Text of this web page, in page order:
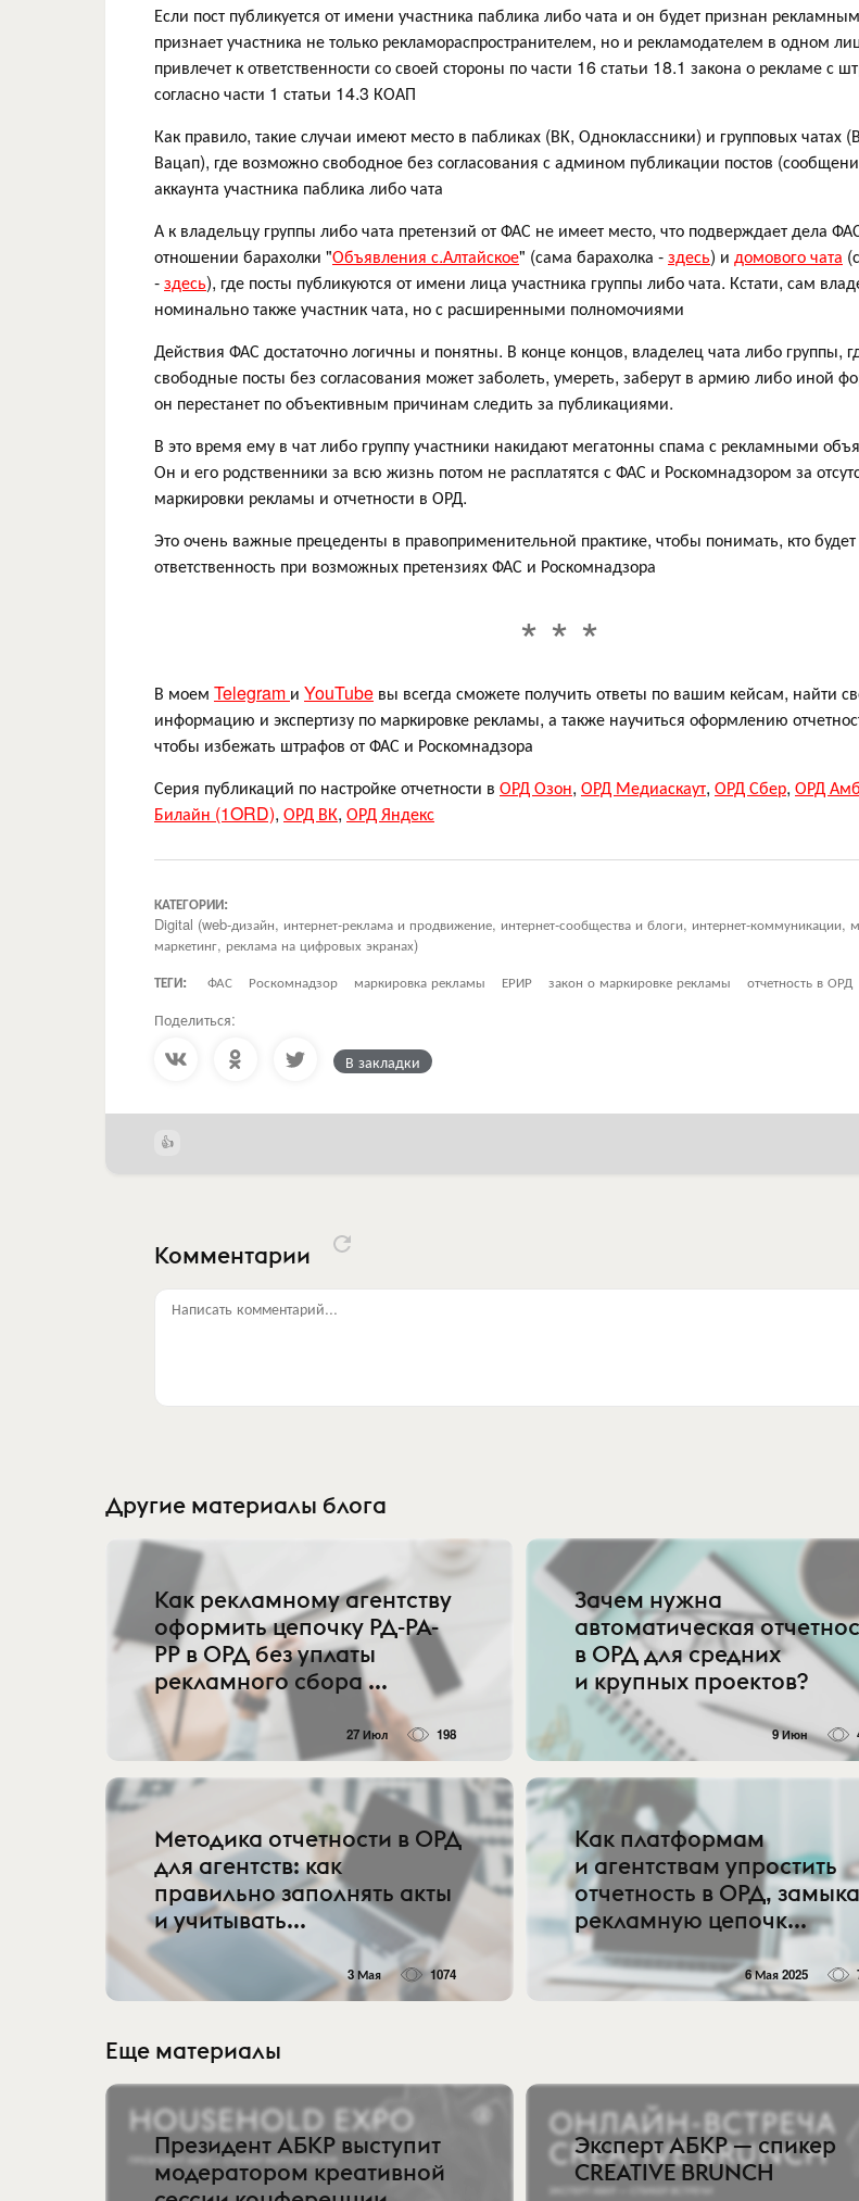
Если пост публикуется от имени участника паблика либо чата и он будет признан
признает участника не только рекламораспространителем, но и рекламодателем в одном
привлечет к ответственности со своей стороны по части 16 статьи 18.1 закона о рекламе с
согласно части 1 статьи 14.3 КОАП
Как правило, такие случаи имеют место в пабликах (ВК, Одноклассники) и групповых чатах
Вацап), где возможно свободное без согласования с админом публикации постов
аккаунта участника паблика либо чата
А к владельцу группы либо чата претензий от ФАС не имеет место, что подверждает дела
отношении барахолки "Объявления с.Алтайское" (сама барахолка -здесь) и домового чата
-здесь), где посты публикуются от имени лица участника группы либо чата. Кстати, сам
номинально также участник чата, но с расширенными полномочиями
Действия ФАС достаточно логичны и понятны. В конце концов, владелец чата либо группы,
свободные посты без согласования может заболеть, умереть, заберут в армию либо иной
он перестанет по объективным причинам следить за публикациями.
В это время ему в чат либо группу участники накидают мегатонны спама с рекламными
Он и его родственники за всю жизнь потом не расплатятся с ФАС и Роскомнадзором за
маркировки рекламы и отчетности в ОРД.
Это очень важные прецеденты в правоприменительной практике, чтобы понимать, кто будет
ответственность при возможных претензиях ФАС и Роскомнадзора
В моем Telegram и YouTube вы всегда сможете получить ответы по вашим кейсам, найти
информацию и экспертизу по маркировке рекламы, а также научиться оформлению
чтобы избежать штрафов от ФАС и Роскомнадзора
Серия публикаций по настройке отчетности в ОРД Озон, ОРД Медиаскаут, ОРД Сбер, ОРД
Билайн (1ORD), ОРД ВК, ОРД Яндекс
КАТЕГОРИИ:
Digital (web-дизайн, интернет-реклама и продвижение, интернет-сообщества и блоги, интернет-коммуникации,
маркетинг, реклама на цифровых экранах)
ТЕГИ:
ФАС Роскомнадзор маркировка рекламы ЕРИР закон о маркировке рекламы отчетность в ОРД
Поделиться:
В закладки
Комментарии
Написать комментарий...
Другие материалы блога
Как рекламному агентству
оформить цепочку РД-РА-
РР в ОРД без уплаты
рекламного сбора ...
27 Июл 198
Зачем нужна
автоматическая
в ОРД для средних
и крупных проектов?
9 Июн
Методика отчетности в ОРД
для агентств: как
правильно заполнять акты
и учитывать...
3 Мая 1074
Как платформам
и агентствам упростить
отчетность в ОРД,
рекламную цепочк...
6 Мая 2025
Еще материалы
Президент АБКР выступит
модератором креативной
Эксперт АБКР — спикер
CREATIVE BRUNCH